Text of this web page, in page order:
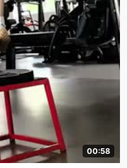
00:58